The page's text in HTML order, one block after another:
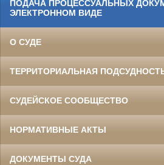
ПОДАЧА ПРОЦЕССУАЛЬНЫХ
ЭЛЕКТРОННОМ ВИДЕ
О СУДЕ
ТЕРРИТОРИАЛЬНАЯ
СУДЕЙСКОЕ СООБЩЕСТВО
НОРМАТИВНЫЕ АКТЫ
ДОКУМЕНТЫ СУДА